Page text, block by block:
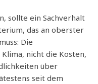
sollte ein Sachverhalt
das an oberster
Die
nicht die Kosten,
über
seit dem